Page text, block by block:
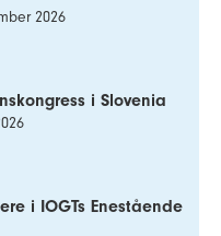
2026
i Slovenia
i IOGTs Enestående